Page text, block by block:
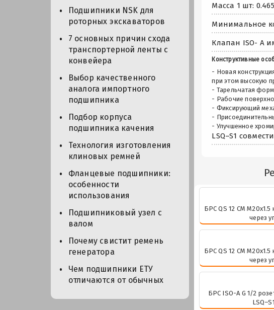
Подшипники NSK для
роторных экскаваторов
7 основных причин схода
транспортерной ленты с
конвейера
Выбор качественного
аналога импортного
подшипника
Подбор корпуса
подшипника качения
Технология изготовления
клиновых ремней
Фланцевые подшипники:
особенности
использования
Подшипниковый узел с
валом
Почему свистит ремень
генератора
Чем подшипники ЕТУ
отличаются от обычных
Масса 1 шт:
Минимальное
Клапан ISO- A
Конструктивные
- Новая
при этом высокую
- Тарельчатая
- Рабочие
- Фиксирующий
-
- Улучшенное
LSQ–S1
БРС QS 12 СМ М20х1.5
через
БРС QS 12 СМ М20х1.5
через
БРС ISO-A G 1/2